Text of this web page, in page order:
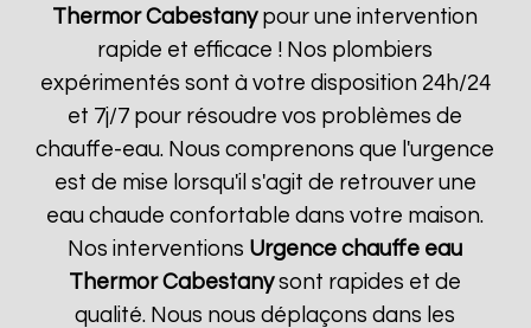
Thermor Cabestanypour une intervention
rapide et efficace ! Nos plombiers
expérimentés sont à votre disposition 24h/24
et 7j/7 pour résoudre vos problèmes de
chauffe-eau. Nous comprenons que l'urgence
est de mise lorsqu'il s'agit de retrouver une
eau chaude confortable dans votre maison.
Nos interventions Urgence chauffe eau
Thermor Cabestanysont rapides et de
qualité. Nous nous déplaçons dans les